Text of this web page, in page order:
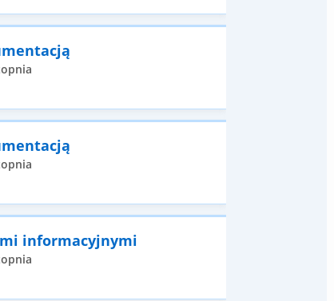
informacyjnymi